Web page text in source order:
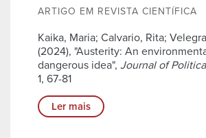
ARTIGO EM REVISTA CIENTÍFICA
Kaika, Maria; Calvario, Rita;
(2024), "Austerity: An
dangerous idea", Journal of
1, 67-81
Ler mais